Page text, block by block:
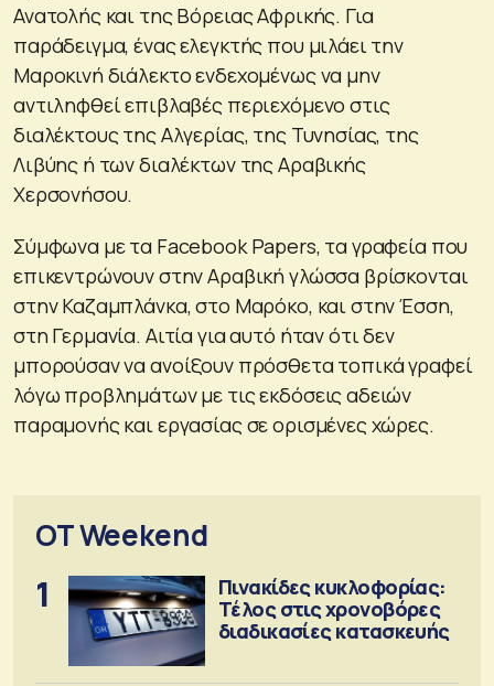
Ανατολής και της Βόρειας Αφρικής. Για
παράδειγμα, ένας ελεγκτής που μιλάει την
Μαροκινή διάλεκτο ενδεχομένως να μην
αντιληφθεί επιβλαβές περιεχόμενο στις
διαλέκτους της Αλγερίας, της Τυνησίας, της
Λιβύης ή των διαλέκτων της Αραβικής
Χερσονήσου.
Σύμφωνα με τα Facebook Papers, τα γραφεία που
επικεντρώνουν στην Αραβική γλώσσα βρίσκονται
στην Καζαμπλάνκα, στο Μαρόκο, και στην Έσση,
στη Γερμανία. Αιτία για αυτό ήταν ότι δεν
μπορούσαν να ανοίξουν πρόσθετα τοπικά γραφεί
λόγω προβλημάτων με τις εκδόσεις αδειών
παραμονής και εργασίας σε ορισμένες χώρες.
OT Weekend
1
Πινακίδες κυκλοφορίας:
Τέλος στις χρονοβόρες
διαδικασίες κατασκευής